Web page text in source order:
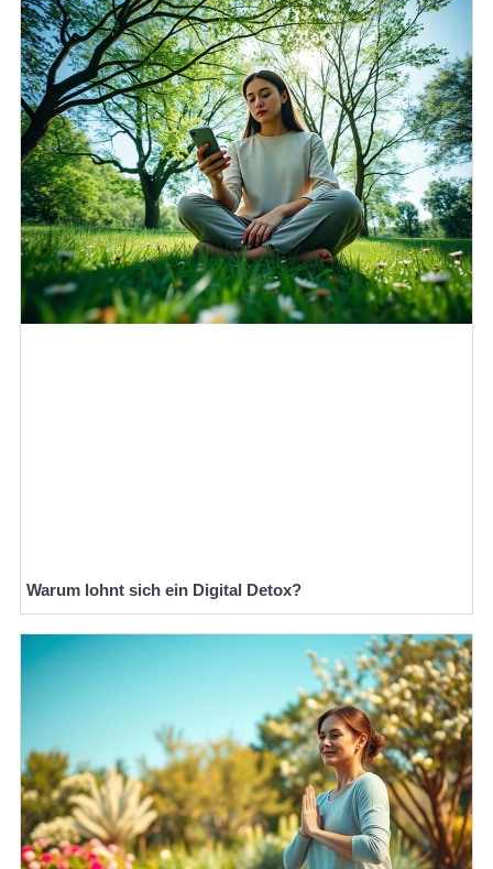
Warum lohnt sich ein Digital Detox?